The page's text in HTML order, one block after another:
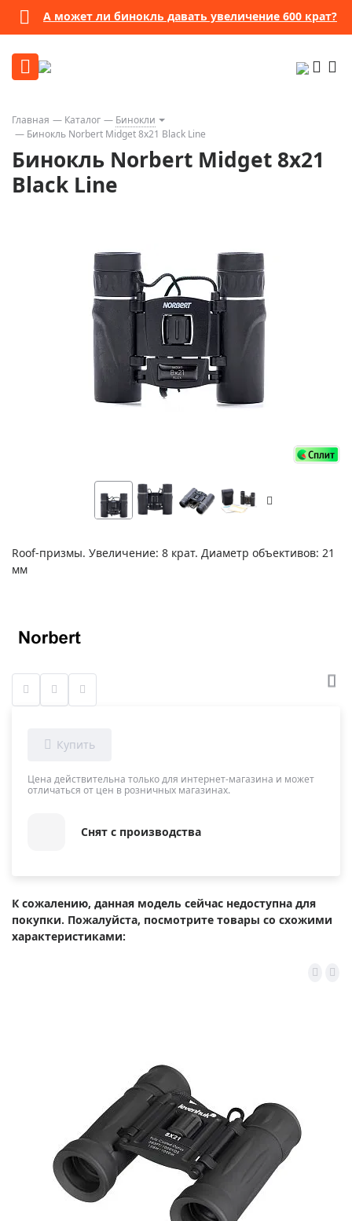
А может ли бинокль давать увеличение 600 крат?
Главная Каталог
Бинокли
Бинокль Norbert Midget 8x21 Black Line
Бинокль Norbert Midget 8x21
Black Line
Roof-призмы. Увеличение: 8 крат. Диаметр объективов: 21
мм
Цена действительна только для интернет-магазина и может
отличаться от цен в розничных магазинах.
Снят с производства
К сожалению, данная модель сейчас недоступна для
покупки. Пожалуйста, посмотрите товары со схожими
характеристиками: